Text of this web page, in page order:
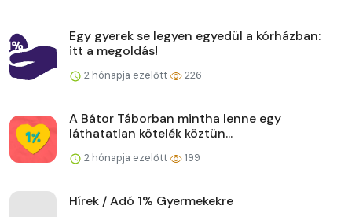
Egy gyerek se legyen egyedül a kórházban:
itt a megoldás!
2 hónapja ezelőtt 226
A Bátor Táborban mintha lenne egy
láthatatlan kötelék köztün...
2 hónapja ezelőtt 199
Hírek / Adó 1% Gyermekekre